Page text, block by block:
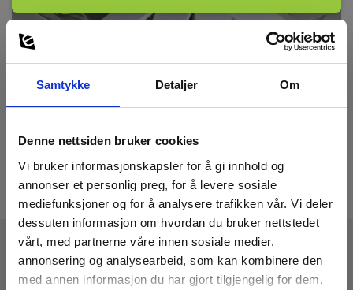
Samtykke Detaljer Om
Denne nettsiden bruker cookies
Vi bruker informasjonskapsler for å gi innhold og
annonser et personlig preg, for å levere sosiale
mediefunksjoner og for å analysere trafikken vår. Vi deler
dessuten informasjon om hvordan du bruker nettstedet
vårt, med partnerne våre innen sosiale medier,
annonsering og analysearbeid, som kan kombinere den
med annen informasjon du har gjort tilgjengelig for dem,
Tekniske Data